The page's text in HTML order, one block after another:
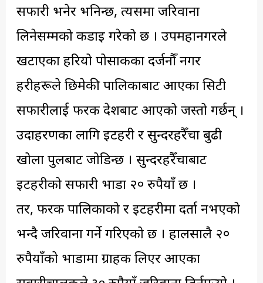
सफारी भनेर भनिन्छ, त्यसमा जरिवाना
लिनेसम्मको कडाइ गरेको छ । उपमहानगरले
खटाएका हरियो पोसाकका दर्जनौँ नगर
प्रहरीहरूले छिमेकी पालिकाबाट आएका सिटी
सफारीलाई फरक देशबाट आएको जस्तो गर्छन् ।
उदाहरणका लागि इटहरी र सुन्दरहरैँचा बुढी
खोला पुलबाट जोडिन्छ । सुन्दरहरैँचाबाट
इटहरीको सफारी भाडा २० रुपैयाँ छ ।
तर, फरक पालिकाको र इटहरीमा दर्ता नभएको
भन्दै जरिवाना गर्ने गरिएको छ । हालसालै २०
रुपैयाँको भाडामा ग्राहक लिएर आएका